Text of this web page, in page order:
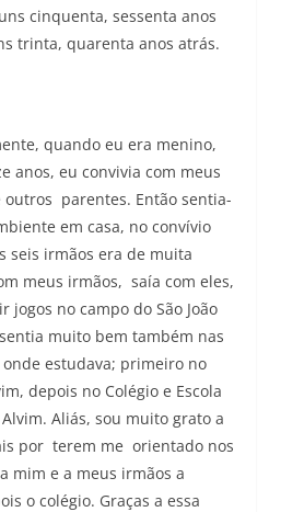
cinquenta, sessenta anos
trinta, quarenta anos atrás.
quando eu era menino,
anos, eu convivia com meus
parentes. Então sentia-
em casa, no convívio
seis irmãos era de muita
meus irmãos, saía com eles,
jogos no campo do São João
muito bem também nas
estudava; primeiro no
depois no Colégio e Escola
Aliás, sou muito grato a
por terem me orientado nos
mim e a meus irmãos a
o colégio. Graças a essa